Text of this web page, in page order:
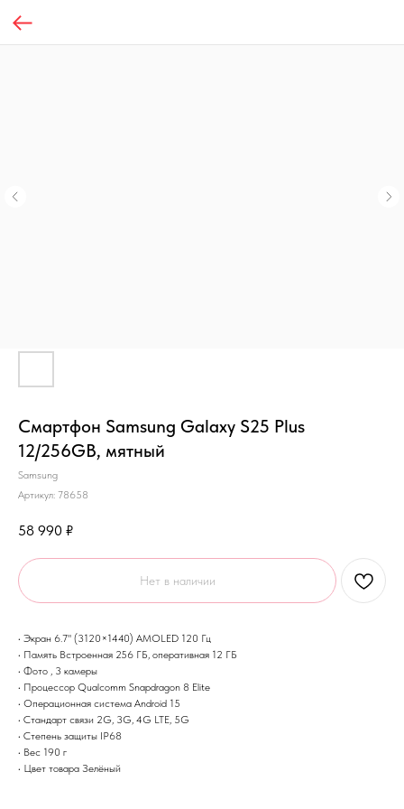
Смартфон Samsung Galaxy S25 Plus
12/256GB, мятный
Samsung
Артикул: 78658
58 990 ₽
Нет в наличии
• Экран 6.7" (3120×1440) AMOLED 120 Гц
• Память Встроенная 256 ГБ, оперативная 12 ГБ
• Фото , 3 камеры
• Процессор Qualcomm Snapdragon 8 Elite
• Операционная система Android 15
• Стандарт связи 2G, 3G, 4G LTE, 5G
• Степень защиты IP68
• Вес 190 г
• Цвет товара Зелёный